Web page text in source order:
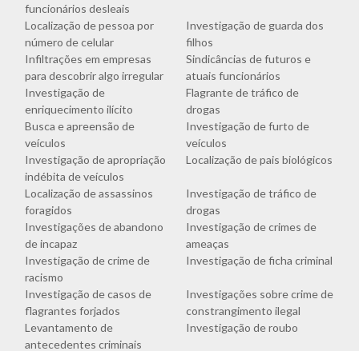
funcionários desleais
Localização de pessoa por
número de celular
Investigação de guarda dos
filhos
Infiltrações em empresas
para descobrir algo irregular
Sindicâncias de futuros e
atuais funcionários
Investigação de
enriquecimento ilícito
Flagrante de tráfico de
drogas
Busca e apreensão de
veículos
Investigação de furto de
veículos
Investigação de apropriação
indébita de veículos
Localização de pais biológicos
Localização de assassinos
foragidos
Investigação de tráfico de
drogas
Investigações de abandono
de incapaz
Investigação de crimes de
ameaças
Investigação de crime de
racismo
Investigação de ficha criminal
Investigação de casos de
flagrantes forjados
Investigações sobre crime de
constrangimento ilegal
Levantamento de
antecedentes criminais
Investigação de roubo